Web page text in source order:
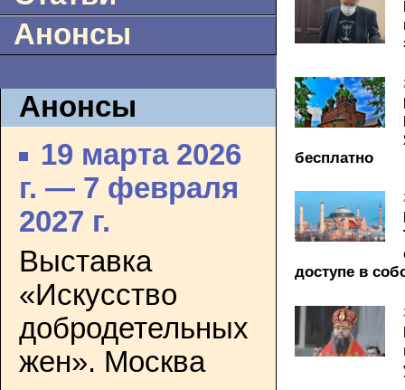
Анонсы
Анонсы
19 марта 2026
г. — 7 февраля
2027 г.
Выставка
«Искусство
добродетельных
жен». Москва
бесплатно
доступе в